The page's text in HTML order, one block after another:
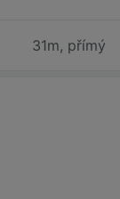
31m, přímý